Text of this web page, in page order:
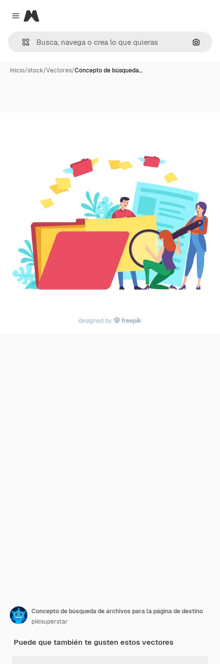
Close menu
Magnific
Inicio/stock/Vectores/Concepto de búsqueda…
Concepto de búsqueda de archivos para la página de destino
pikisuperstar
Puede que también te gusten estos vectores